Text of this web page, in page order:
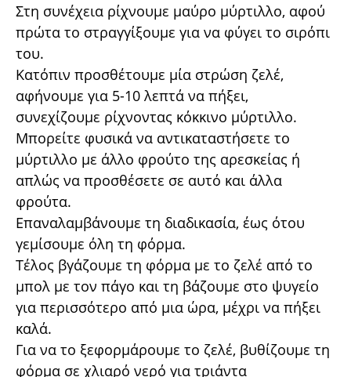
Στη συνέχεια ρίχνουμε μαύρο μύρτιλλο, αφού
πρώτα το στραγγίξουμε για να φύγει το σιρόπι
του.
Κατόπιν προσθέτουμε μία στρώση ζελέ,
αφήνουμε για 5-10 λεπτά να πήξει,
συνεχίζουμε ρίχνοντας κόκκινο μύρτιλλο.
Μπορείτε φυσικά να αντικαταστήσετε το
μύρτιλλο με άλλο φρούτο της αρεσκείας ή
απλώς να προσθέσετε σε αυτό και άλλα
φρούτα.
Επαναλαμβάνουμε τη διαδικασία, έως ότου
γεμίσουμε όλη τη φόρμα.
Τέλος βγάζουμε τη φόρμα με το ζελέ από το
μπολ με τον πάγο και τη βάζουμε στο ψυγείο
για περισσότερο από μια ώρα, μέχρι να πήξει
καλά.
Για να το ξεφορμάρουμε το ζελέ, βυθίζουμε τη
φόρμα σε χλιαρό νερό για τριάντα